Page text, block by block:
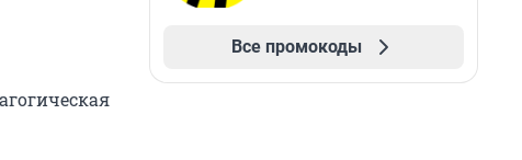
Все промокоды